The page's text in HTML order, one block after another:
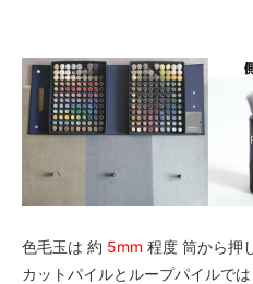
色毛玉は 約 5mm 程度 筒から押
カットパイルとループパイルで